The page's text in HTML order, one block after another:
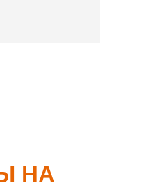
НА